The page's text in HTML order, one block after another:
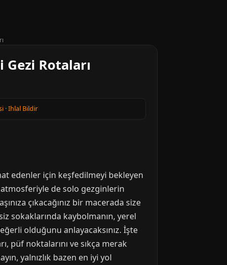
Rotaları
·Ihlal Bildir
edenler için keşfedilmeyi bekleyen
atmosferiyle de solo gezginlerin
çıkacağınız bir macerada size
sokaklarında kaybolmanın, yerel
olduğunu anlayacaksınız. İşte
püf noktalarını ve sıkça merak
yalnızlık bazen en iyi yol